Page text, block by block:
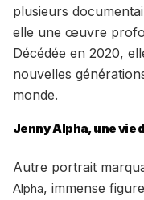
plusieurs
elle une œuvre
Décédée en 2020,
nouvelles
monde.
Jenny Alpha, une vie
Autre portrait
Alpha, immense